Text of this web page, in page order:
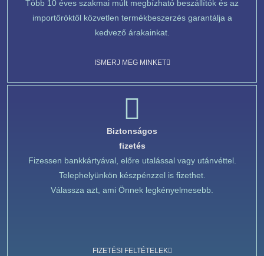
Több 10 éves szakmai múlt megbízható beszállítók és az
importőröktől közvetlen termékbeszerzés garantálja a
kedvező árakainkat.
ISMERJ MEG MINKET
Biztonságos
fizetés
Fizessen bankkártyával, előre utalással vagy utánvéttel.
Telephelyünkön készpénzzel is fizethet.
Válassza azt, ami Önnek legkényelmesebb.
FIZETÉSI FELTÉTELEK